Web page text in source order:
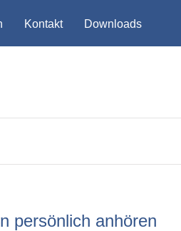
Kontakt Downloads
persönlich anhören